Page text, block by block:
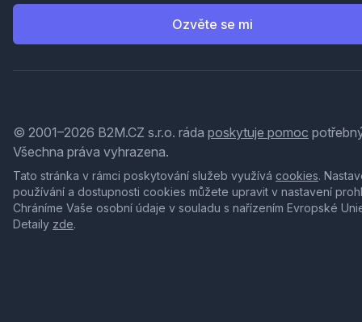
Ozvěte se mi
© 2001–2026 B2M.CZ s.r.o. ráda poskytuje pomoc
Všechna práva vyhrazena.
Tato stránka v rámci poskytování služeb využívá cookies.
používání a dostupnosti cookies můžete upravit v nastavení
Chráníme Vaše osobní údaje v souladu s nařízením Evropské
Detaily zde.